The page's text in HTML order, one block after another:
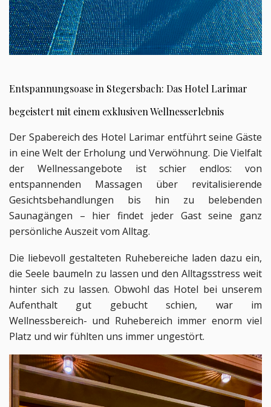
Entspannungsoase in Stegersbach: Das Hotel Larimar
begeistert mit einem exklusiven Wellnesserlebnis
Der Spabereich des Hotel Larimar entführt seine Gäste
in eine Welt der Erholung und Verwöhnung. Die Vielfalt
der Wellnessangebote ist schier endlos: von
entspannenden Massagen über revitalisierende
Gesichtsbehandlungen bis hin zu belebenden
Saunagängen – hier findet jeder Gast seine ganz
persönliche Auszeit vom Alltag.
Die liebevoll gestalteten Ruhebereiche laden dazu ein,
die Seele baumeln zu lassen und den Alltagsstress weit
hinter sich zu lassen. Obwohl das Hotel bei unserem
Aufenthalt gut gebucht schien, war im
Platz und wir fühlten uns immer ungestört.